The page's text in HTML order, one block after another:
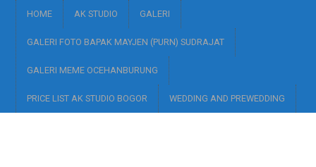
HOME AK STUDIO GALERI
GALERI FOTO BAPAK MAYJEN (PURN) SUDRAJAT
GALERI MEME OCEHANBURUNG
PRICE LIST AK STUDIO BOGOR WEDDING AND PREWEDDING